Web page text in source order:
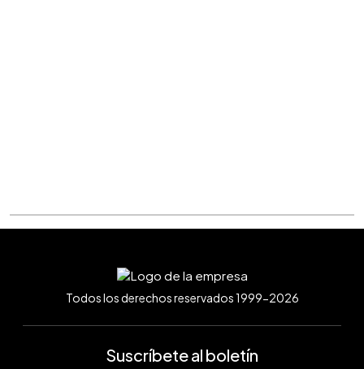
Todos los derechos reservados 1999-2026
Suscríbete al boletín